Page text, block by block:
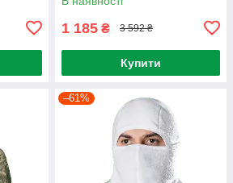
1 185 ₴ 3 592 ₴
Купити
–61%